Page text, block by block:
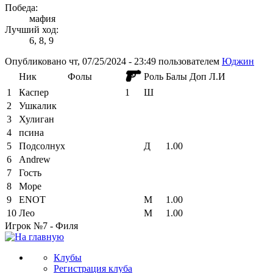
Победа:
мафия
Лучший ход:
6, 8, 9
Опубликовано чт, 07/25/2024 - 23:49 пользователем Юджин
Ник
Фолы Роль Балы Доп Л.И
1
Каспер 1
Ш
2
Ушкалик
3
Хулиган
4
псина
5
Подсолнух Д
1.00
6
Andrew
7
Гость
8
Море
9
ENOT М
1.00
10 Лео М
1.00
Игрок №7 - Филя
Клубы
Регистрация клуба